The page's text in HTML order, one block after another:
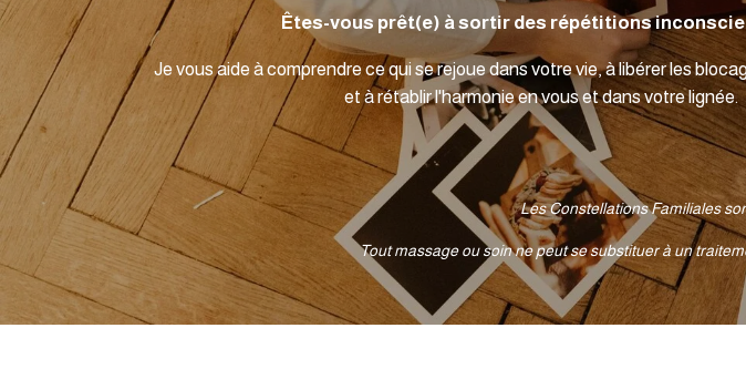
Êtes-vous prêt(e) à sortir des répétitions
Je vous aide à comprendre ce qui se rejoue dans votre vie, à libérer les
et à rétablir l'harmonie en vous et dans votre lignée.
Les Constellations Familiales
Tout massage ou soin ne peut se substituer à un